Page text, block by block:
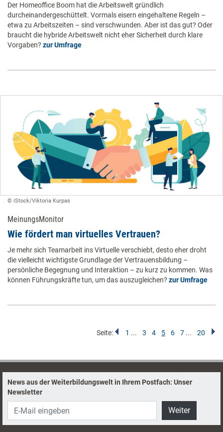
Der Homeoffice Boom hat die Arbeitswelt gründlich
durcheinandergeschüttelt. Vormals eisern eingehaltene Regeln –
etwa zu Arbeitszeiten – sind verschwunden. Aber ist das gut? Oder
braucht die hybride Arbeitswelt nicht eher Sicherheit durch klare
Vorgaben? zur Umfrage
© ​iStock/Viktoria Kurpas
MeinungsMonitor
​Wie fördert man virtuelles Vertrauen? ​
Je mehr sich Teamarbeit ins Virtuelle verschiebt, desto eher droht
die vielleicht wichtigste Grundlage der Vertrauensbildung –
persönliche Begegnung und Interaktion – zu kurz zu kommen. Was
können Führungskräfte tun, um das auszugleichen? zur Umfrage
Seite: 1 ... 3 4 5 6 7 ... 20
News aus der Weiterbildungswelt in Ihrem Postfach: Unser
Newsletter
Weiter